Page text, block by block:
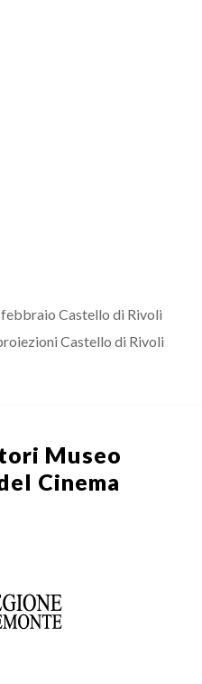
Castello di Rivoli
Castello di Rivoli
Museo
Cinema